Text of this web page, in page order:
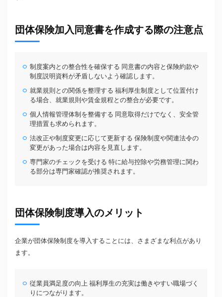
団体保険加入同意書を作成する際の注意点
制度案内との整合性を確保する 同意書の内容と保険約款や
制度説明資料が矛盾しないよう確認します。
就業規則との関係を整理する 福利厚生制度として位置付け
る場合、就業規則や賃金規程との整合が必要です。
個人情報管理体制を整備する 同意取得だけでなく、安全管
理措置も求められます。
法改正や制度変更に応じて更新する 保険制度や関連法令の
変更があった場合は内容を見直します。
専門家のチェックを受ける 特に給与控除や労務管理に関わ
る部分は専門家確認が推奨されます。
団体保険制度導入のメリット
企業が団体保険制度を導入することには、さまざまな利点があり
ます。
従業員満足度の向上 福利厚生の充実は働きやすい職場づく
りにつながります。